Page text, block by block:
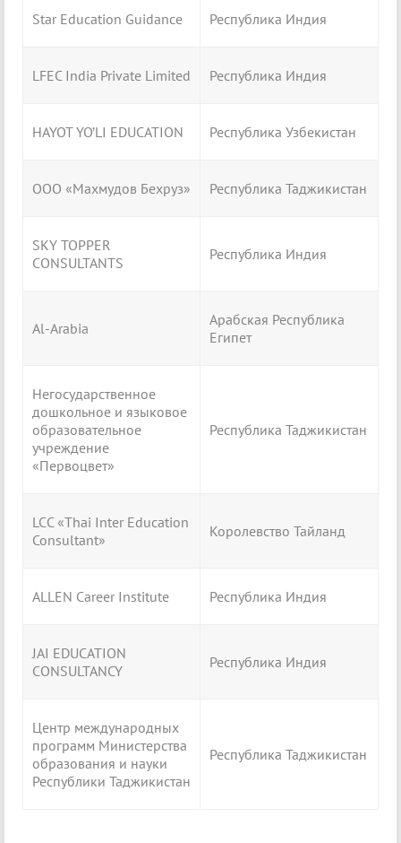
Star Education Guidance Республика Индия
LFEC India Private Limited Республика Индия
HAYOT YO’LI EDUCATION Республика Узбекистан
ООО «Махмудов Бехруз» Республика Таджикистан
SKY TOPPER
CONSULTANTS
Республика Индия
Al-Arabia
Арабская Республика
Египет
Негосударственное
дошкольное и языковое
образовательное
учреждение
«Первоцвет»
Республика Таджикистан
LCC «Thai Inter Education
Consultant»
Королевство Тайланд
ALLEN Career Institute Республика Индия
JAI EDUCATION
CONSULTANCY
Республика Индия
Центр международных
программ Министерства
образования и науки
Республики Таджикистан
Республика Таджикистан